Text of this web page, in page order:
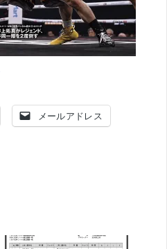
メールアドレス